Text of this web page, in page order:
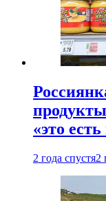
«это
2 года спустя2